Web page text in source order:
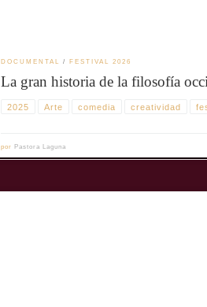
DOCUMENTAL FESTIVAL 2026
La gran historia de la filosofía
2025 Arte comedia creatividad
por Pastora Laguna